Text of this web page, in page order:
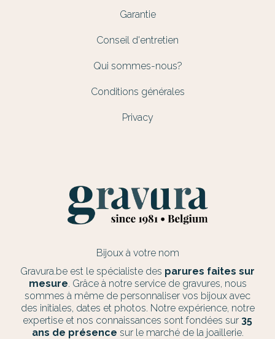
Garantie
Conseil d'entretien
Qui sommes-nous?
Conditions générales
Privacy
Bijoux à votre nom
Gravura.be est le spécialiste des parures faites sur
mesure. Grâce à notre service de gravures, nous
sommes à même de personnaliser vos bijoux avec
des initiales, dates et photos. Notre expérience, notre
expertise et nos connaissances sont fondées sur 35
ans de présence sur le marché de la joaillerie.